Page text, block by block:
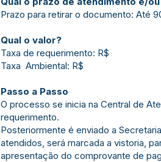
Prazo para retirar o documento: Até
Qual o valor?
Taxa de requerimento: R$
Taxa Ambiental: R$
Passo a Passo
O processo se inicia na Central de
requerimento.
Posteriormente é enviado a
atendidos, será marcada a vistoria,
apresentação do comprovante de